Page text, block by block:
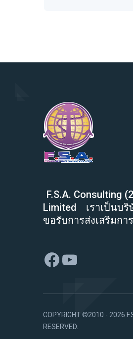
F.S.A. Consulting
Limited
เราเป็นบ
ขอรับการส่งเสริมกา
Facebook
YouTube
COPYRIGHT ©2010 - 2026
RESERVED.